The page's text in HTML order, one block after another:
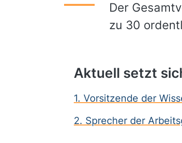
Der
zu 30
Aktuell setzt
1. Vorsitzende der
2. Sprecher der